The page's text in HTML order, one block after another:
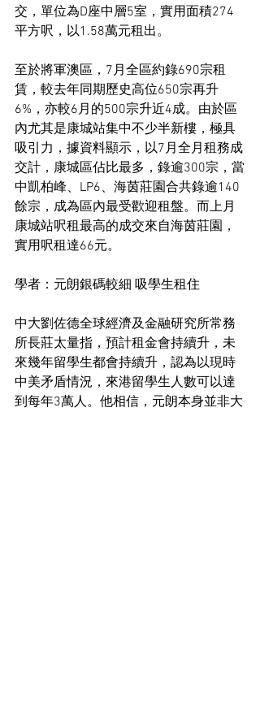
交，單位為D座中層5室，實用面積274
平方呎，以1.58萬元租出。
至於將軍澳區，7月全區約錄690宗租
賃，較去年同期歷史高位650宗再升
6%，亦較6月的500宗升近4成。由於區
內尤其是康城站集中不少半新樓，極具
吸引力，據資料顯示，以7月全月租務成
交計，康城區佔比最多，錄逾300宗，當
中凱柏峰、LP6、海茵莊園合共錄逾140
餘宗，成為區內最受歡迎租盤。而上月
康城站呎租最高的成交來自海茵莊園，
實用呎租達66元。
學者：元朗銀碼較細 吸學生租住
中大劉佐德全球經濟及金融研究所常務
所長莊太量指，預計租金會持續升，未
來幾年留學生都會持續升，認為以現時
中美矛盾情況，來港留學生人數可以達
到每年3萬人。他相信，元朗本身並非大